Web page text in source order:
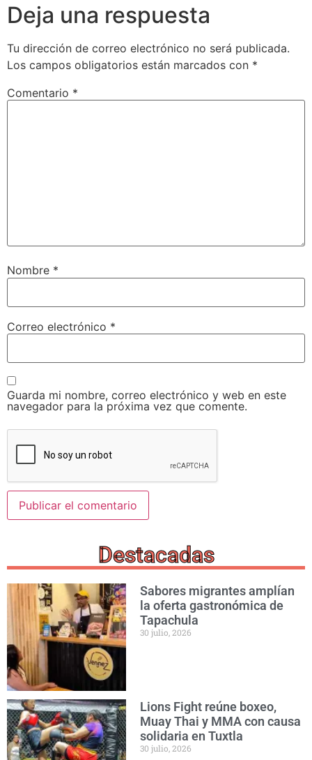
Deja una respuesta
Tu dirección de correo electrónico no será publicada.
Los campos obligatorios están marcados con *
Comentario *
Nombre *
Correo electrónico *
Guarda mi nombre, correo electrónico y web en este
navegador para la próxima vez que comente.
Destacadas
Sabores migrantes amplían
la oferta gastronómica de
Tapachula
30 julio, 2026
Lions Fight reúne boxeo,
Muay Thai y MMA con causa
solidaria en Tuxtla
30 julio, 2026